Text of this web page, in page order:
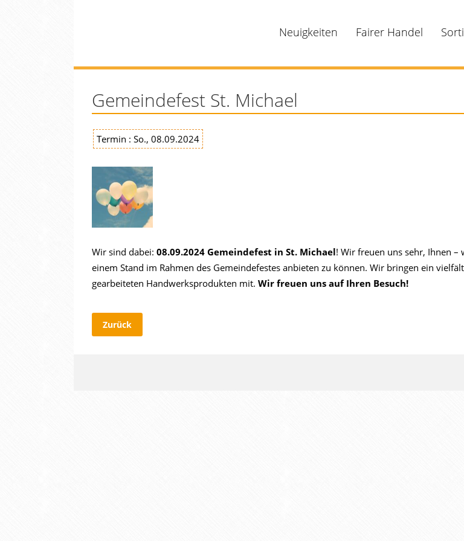
Neuigkeiten Fairer Handel
Gemeindefest St. Michael
Termin : So., 08.09.2024
Wir sind dabei: 08.09.2024 Gemeindefest in St. Michael! Wir freuen uns sehr, Ihnen –
einem Stand im Rahmen des Gemeindefestes anbieten zu können. Wir bringen ein
gearbeiteten Handwerksprodukten mit. Wir freuen uns auf Ihren Besuch!
Zurück